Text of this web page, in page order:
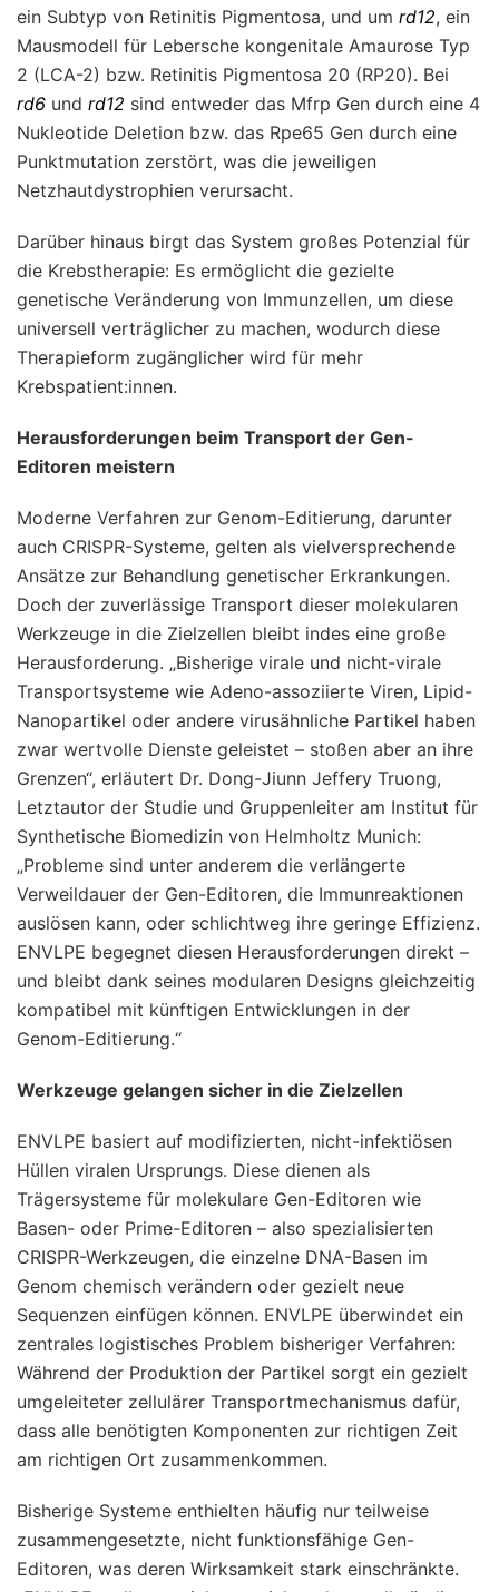
ein Subtyp von Retinitis Pigmentosa, und um rd12, ein
Mausmodell für Lebersche kongenitale Amaurose Typ
2 (LCA-2) bzw. Retinitis Pigmentosa 20 (RP20). Bei
rd6 und rd12 sind entweder das Mfrp Gen durch eine 4
Nukleotide Deletion bzw. das Rpe65 Gen durch eine
Punktmutation zerstört, was die jeweiligen
Netzhautdystrophien verursacht.
Darüber hinaus birgt das System großes Potenzial für
die Krebstherapie: Es ermöglicht die gezielte
genetische Veränderung von Immunzellen, um diese
universell verträglicher zu machen, wodurch diese
Therapieform zugänglicher wird für mehr
Krebspatient:innen.
Herausforderungen beim Transport der Gen-
Editoren meistern
Moderne Verfahren zur Genom-Editierung, darunter
auch CRISPR-Systeme, gelten als vielversprechende
Ansätze zur Behandlung genetischer Erkrankungen.
Doch der zuverlässige Transport dieser molekularen
Werkzeuge in die Zielzellen bleibt indes eine große
Herausforderung. „Bisherige virale und nicht-virale
Transportsysteme wie Adeno-assoziierte Viren, Lipid-
Nanopartikel oder andere virusähnliche Partikel haben
zwar wertvolle Dienste geleistet – stoßen aber an ihre
Grenzen“, erläutert Dr. Dong-Jiunn Jeffery Truong,
Letztautor der Studie und Gruppenleiter am Institut für
Synthetische Biomedizin von Helmholtz Munich:
„Probleme sind unter anderem die verlängerte
Verweildauer der Gen-Editoren, die Immunreaktionen
auslösen kann, oder schlichtweg ihre geringe Effizienz.
ENVLPE begegnet diesen Herausforderungen direkt –
und bleibt dank seines modularen Designs gleichzeitig
kompatibel mit künftigen Entwicklungen in der
Genom-Editierung.“
Werkzeuge gelangen sicher in die Zielzellen
ENVLPE basiert auf modifizierten, nicht-infektiösen
Hüllen viralen Ursprungs. Diese dienen als
Trägersysteme für molekulare Gen-Editoren wie
Basen- oder Prime-Editoren – also spezialisierten
CRISPR-Werkzeugen, die einzelne DNA-Basen im
Genom chemisch verändern oder gezielt neue
Sequenzen einfügen können. ENVLPE überwindet ein
zentrales logistisches Problem bisheriger Verfahren:
Während der Produktion der Partikel sorgt ein gezielt
umgeleiteter zellulärer Transportmechanismus dafür,
dass alle benötigten Komponenten zur richtigen Zeit
am richtigen Ort zusammenkommen.
Bisherige Systeme enthielten häufig nur teilweise
zusammengesetzte, nicht funktionsfähige Gen-
Editoren, was deren Wirksamkeit stark einschränkte.